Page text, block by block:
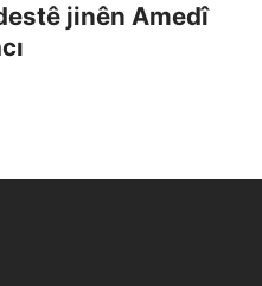
jinên Amedî